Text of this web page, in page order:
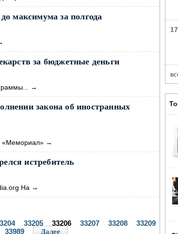
максимума за полгода
за бюджетные деньги
→
закона об иностранных
«Мемориал» →
истребитель
На →
33205 33206 33207 33208
33209
33989 Далее